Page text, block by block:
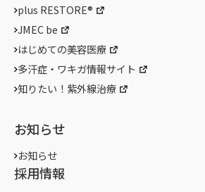
plus RESTORE®
JMEC be
はじめての美容医療
多汗症・ワキガ情報サイト
知りたい！紫外線治療
お知らせ
お知らせ
採用情報